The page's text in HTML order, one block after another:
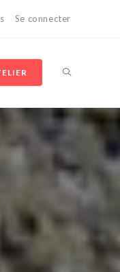
Se connecter